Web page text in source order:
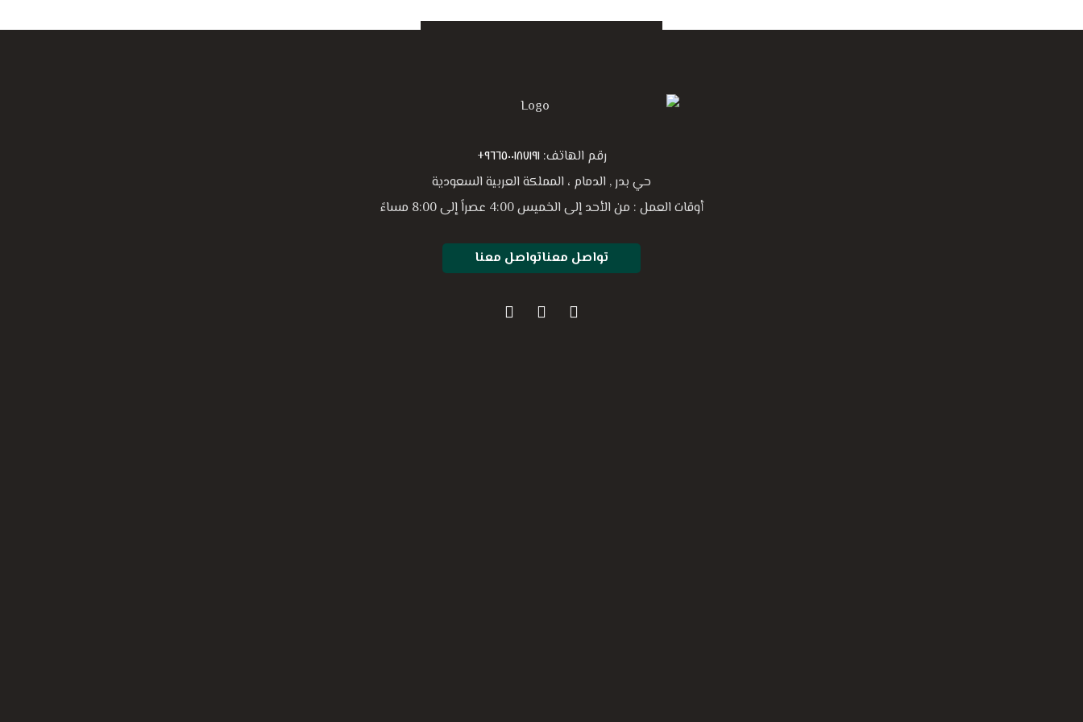
رقم الهاتف:٩٦٦٥٠٠١٨٧١٩١+
حي بدر , الدمام ، المملكة العربية السعودية
أوقات العمل : من الأحد إلى الخميس 4:00 عصراً إلى 8:00 مساءً
تواصل معناتواصل معنا